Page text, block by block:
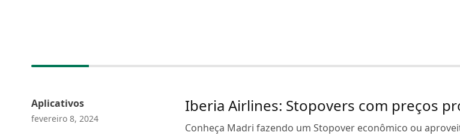
Aplicativos
fevereiro 8, 2024
Iberia Airlines: Stopovers com preços
Conheça Madri fazendo um Stopover econômico ou